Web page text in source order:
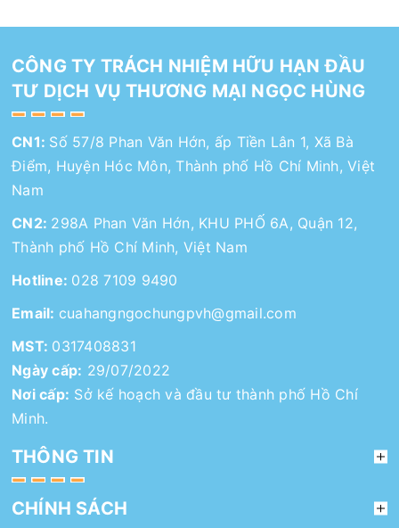
CÔNG TY TRÁCH NHIỆM HỮU HẠN ĐẦU
TƯ DỊCH VỤ THƯƠNG MẠI NGỌC HÙNG
CN1: Số 57/8 Phan Văn Hớn, ấp Tiền Lân 1, Xã Bà
Điểm, Huyện Hóc Môn, Thành phố Hồ Chí Minh, Việt
Nam
CN2: 298A Phan Văn Hớn, KHU PHỐ 6A, Quận 12,
Thành phố Hồ Chí Minh, Việt Nam
Hotline: 028 7109 9490
Email: cuahangngochungpvh@gmail.com
MST: 0317408831
Ngày cấp: 29/07/2022
Nơi cấp: Sở kế hoạch và đầu tư thành phố Hồ Chí
Minh.
THÔNG TIN
CHÍNH SÁCH